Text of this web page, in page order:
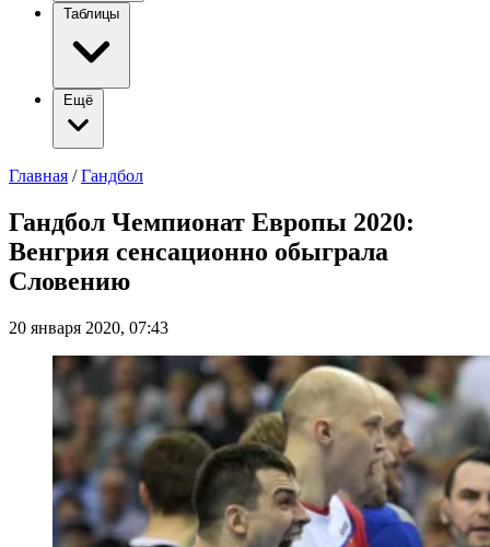
Таблицы
Ещё
Главная / Гандбол
Гандбол Чемпионат Европы 2020:
Венгрия сенсационно обыграла
Словению
20 января 2020, 07:43